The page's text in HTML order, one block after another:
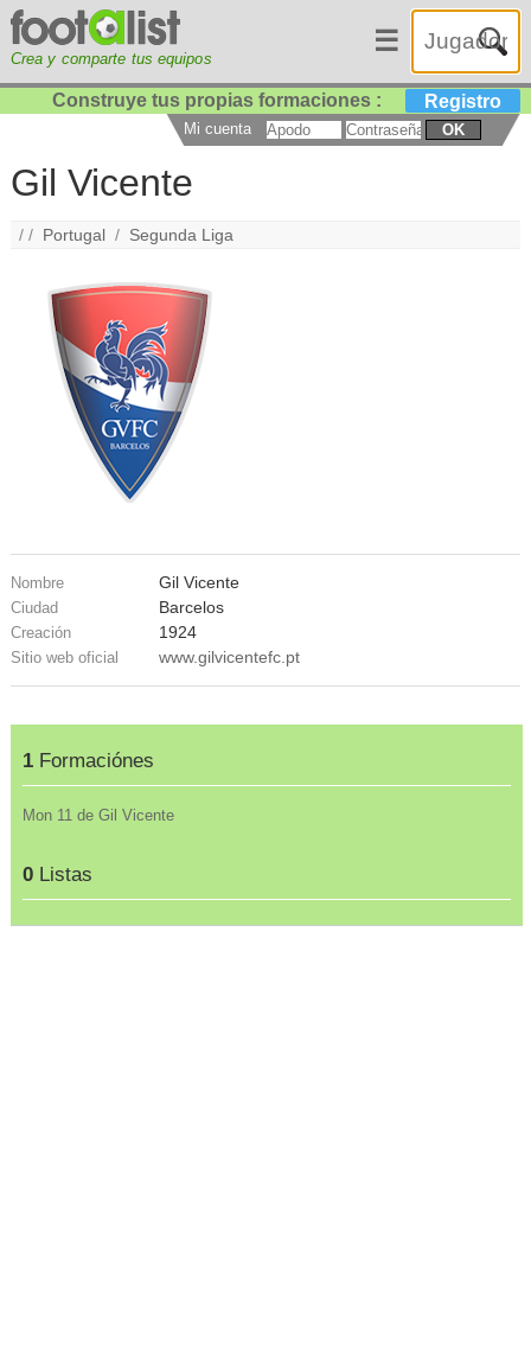
Crea y comparte tus equipos
☰
Construye tus propias formaciones : Registro
Mi cuenta OK
Gil Vicente
/ / Portugal / Segunda Liga
Nombre Gil Vicente
Ciudad Barcelos
Creación 1924
Sitio web oficial www.gilvicentefc.pt
1Formaciónes
Mon 11 de Gil Vicente
0Listas